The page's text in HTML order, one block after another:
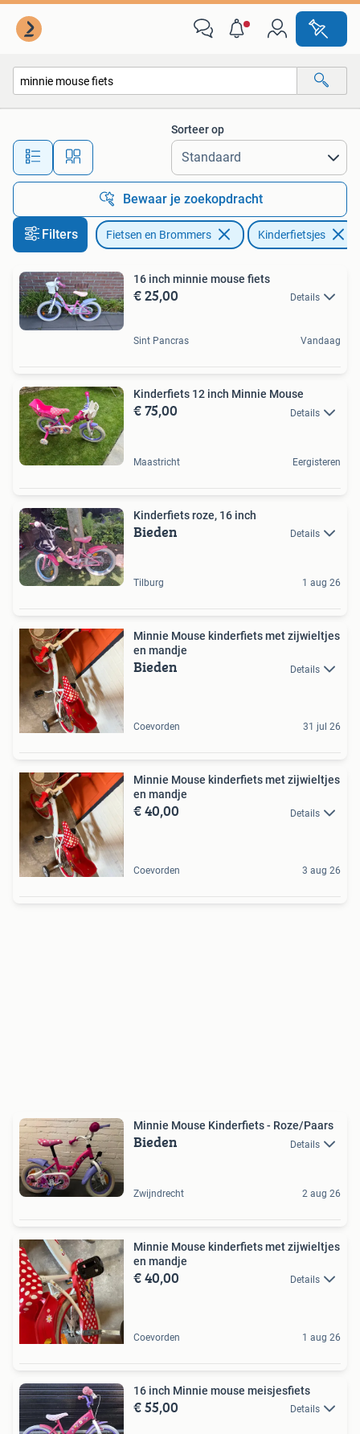
Alle afstanden…
Sorteer op
Bewaar je zoekopdracht
Filters Fietsen en Brommers Kinderfietsjes
16 inch minnie mouse fiets
€ 25,00 Details
Sint Pancras Vandaag
Kinderfiets 12 inch Minnie Mouse
€ 75,00 Details
Maastricht Eergisteren
Kinderfiets roze, 16 inch
Bieden Details
Tilburg 1 aug 26
Minnie Mouse kinderfiets met zijwieltjes
en mandje
Bieden Details
Coevorden 31 jul 26
Minnie Mouse kinderfiets met zijwieltjes
en mandje
€ 40,00 Details
Coevorden 3 aug 26
Minnie Mouse Kinderfiets - Roze/Paars
Bieden Details
Zwijndrecht 2 aug 26
Minnie Mouse kinderfiets met zijwieltjes
en mandje
€ 40,00 Details
Coevorden 1 aug 26
16 inch Minnie mouse meisjesfiets
€ 55,00 Details